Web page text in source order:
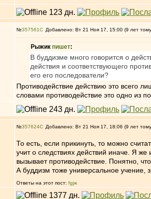
№357561 Добавлено: Вт 21 Ноя 17, 15:00 (9 лет
Рыжик пишет:
В буддизме много говорится о
действия и соответствующего
его его последователи?
Противодействие действию это всего
словами противодействие это одно из
№357624 Добавлено: Вт 21 Ноя 17, 18:06 (9 лет
То есть, если прикинуть, то можно
учит о следствиях действий иначе. Я
вызывает противодействие. Понятно,
А буддизм тоже универсальное учение,
Ответы на этот пост: fgjж